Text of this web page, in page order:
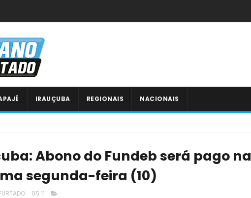
IRAUÇUBA REGIONAIS NACIONAIS
Abono do Fundeb será pago na
segunda-feira (10)
05:11